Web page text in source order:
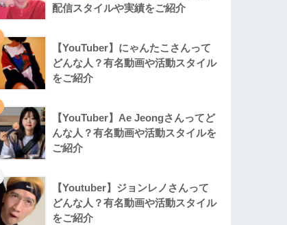
配信スタイルや実績をご紹介
【YouTuber】にゃんたこさんって
どんな⼈？有名動画や活動スタイル
をご紹介
【YouTuber】Ae Jeongさんってど
んな⼈？有名動画や活動スタイルを
ご紹介
【Youtuber】ジョンレノさんって
どんな人？有名動画や活動スタイル
をご紹介